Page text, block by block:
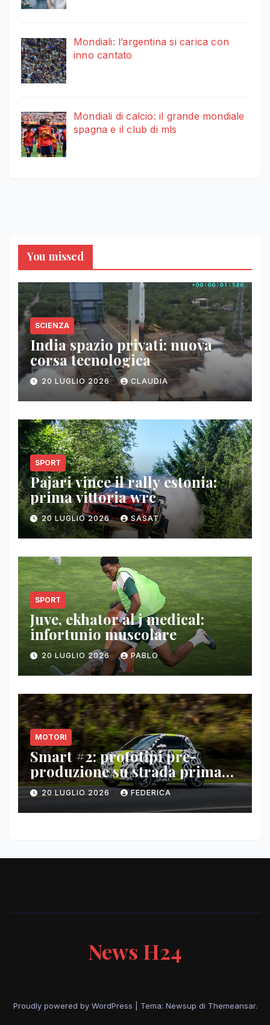
Mondiali: l’argentina si carica con
inno cantato
Mondiali di calcio: il grande mondiale
spagna e il club di mls
You missed
SCIENZA
India spazio privati: nuova
corsa tecnologica
20 LUGLIO 2026 CLAUDIA
SPORT
Pajari vince il rally estonia:
prima vittoria wrc
20 LUGLIO 2026 SASAT
SPORT
Juve, ekhator al j medical:
infortunio muscolare
20 LUGLIO 2026 PABLO
MOTORI
Smart #2: prototipi pre-
produzione su strada prima
del paris motor show 2026
20 LUGLIO 2026 FEDERICA
News H24
Proudly powered by WordPress Tema: Newsup di Themeansar.